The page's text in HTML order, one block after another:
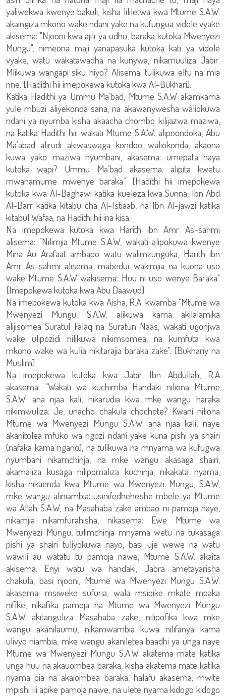
yaliwekwa kwenye bakuli, kisha lililetwa kwa Mtume S.A.W.
akaingiza mkono wake ndani yake na kufungua vidole vyake
akisema: "Njooni kwa ajili ya udhu, baraka kutoka Mwenyezi
Mungu", nimeona maji yanapasuka kutoka kati ya vidole
vyake, watu wakatawadha na kunywa, nikamuuliza Jabir:
Mlikuwa wangapi siku hiyo? Alisema: tulikuwa elfu na mia
nne. [Hadithi hii imepokewa kutoka kwa Al-Bukhari].
Katika Hadithi ya Ummu Ma’bad, Mtume S.A.W akamkama
yule mbuzi aliyekonda sana, na akawanywesha waliokuwa
ndani ya nyumba kisha akaacha chombo kilijazwa maziwa,
na katika Hadithi hii: wakati Mtume S.A.W. alipoondoka, Abu
Ma’abad alirudi akiwaswaga kondoo waliokonda, akaona
kuwa yako maziwa nyumbani, akasema: umepata haya
kutoka wapi? Ummu Ma’bad akasema: alipita kwetu
mwanamume mwenye baraka”. [Hadithi hii imepokewa
kutoka kwa Al-Baghawi katika kueleza kwa Sunna, Ibn Abd
Al-Barr katika kitabu cha Al-Istiaab, na Ibn Al-jawzi katika
kitabul Wafaa, na Hadithi hii ina kisa.
Na imepokewa kutoka kwa Harith ibn Amr As-sahmi
alisema: "Nilimjia Mtume S.A.W, wakati alipokuwa kwenye
Mina Au Arafaat ambapo watu walimzunguka, Harith ibn
Amr As-sahmi alisema: mabedui wakimjia na kuona uso
wake Mtume S.A.W wakisema: Huu ni uso wenye Baraka"
[Imepokewa kutoka kwa Abu Daawud].
Na imepokewa kutoka kwa Aisha, R.A. kwamba "Mtume wa
Mwenyezi Mungu, S.A.W. alikuwa kama akilalamika
alijisomea Suratul Falaq na Suratun Naas, wakati ugonjwa
wake ulipozidi nilikuwa nikimsomea, na kumfuta kwa
mkono wake wa kulia nikitarajia baraka zake". [Bukhariy na
Muslim]
Na imepokewa kutoka kwa Jabir Ibn Abdullah, R.A
akasema: "Wakati wa kuchimba Handaki niliona Mtume
S.A.W. ana njaa kali, nikarudia kwa mke wangu haraka
nikimwuliza: Je, unacho chakula chochote? Kwani niliona
Mtume wa Mwenyezi Mungu S.A.W. ana njaa kali, naye
akanitolea mfuko wa ngozi ndani yake kuna pishi ya shairi
(nafaka kama ngano), na tulikuwa na mnyama wa kufugwa
nyumbani nikamchinja, na mke wangu akasaga shairi,
akamaliza kusaga nilipomaliza kuchinja, nikakata nyama,
kisha nikaenda kwa Mtume wa Mwenyezi Mungu, S.A.W,
mke wangu aliniambia: usinifedheheshe mbele ya Mtume
wa Allah S.A.W, na Masahaba zake ambao ni pamoja naye,
nikamjia nikamfurahisha, nikasema: Ewe Mtume wa
Mwenyezi Mungu, tulimchinja mnyama wetu na tukasaga
pishi ya shairi tuliyokuwa nayo, basi uje wewe na watu
wawili au watatu tu pamoja nawe, Mtume S.A.W. akaita
akisema: Enyi watu wa handaki, Jabra ametayarisha
chakula, basi njooni, Mtume wa Mwenyezi Mungu S.A.W.
akasema: msiweke sufuria, wala msipike mkate mpaka
nifike, nikafika pamoja na Mtume wa Mwenyezi Mungu
S.A.W akitanguliza Masahaba zake, nilipofika kwa mke
wangu akanilaumu, nikamwambia kuwa nilifanya kama
ulivyo niambia, mke wangu akaniletea baadhi ya unga naye
Mtume wa Mwenyezi Mungu S.A.W akatema mate katika
unga huu na akauombea baraka, kisha akatema mate katika
nyama pia na akaiombea baraka, halafu akasema: mwite
mpishi ili apike pamoja nawe, na ulete nyama kidogo kidogo